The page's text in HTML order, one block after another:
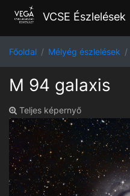
VCSE Észlelések
Főoldal Mélyég észlelések
M 94 galaxis
Teljes képernyő